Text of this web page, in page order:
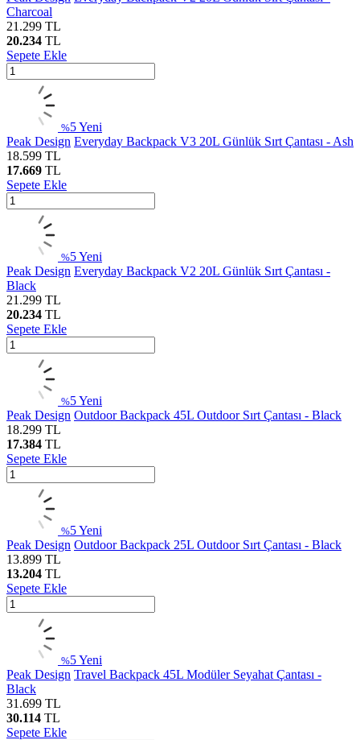
Charcoal
21.299 TL
20.234 TL
Sepete Ekle
%5Yeni
Peak Design Everyday Backpack V3 20L Günlük Sırt Çantası - Ash
18.599 TL
17.669 TL
Sepete Ekle
%5Yeni
Peak Design Everyday Backpack V2 20L Günlük Sırt Çantası -
Black
21.299 TL
20.234 TL
Sepete Ekle
%5Yeni
Peak Design Outdoor Backpack 45L Outdoor Sırt Çantası - Black
18.299 TL
17.384 TL
Sepete Ekle
%5Yeni
Peak Design Outdoor Backpack 25L Outdoor Sırt Çantası - Black
13.899 TL
13.204 TL
Sepete Ekle
%5Yeni
Peak Design Travel Backpack 45L Modüler Seyahat Çantası -
Black
31.699 TL
30.114 TL
Sepete Ekle